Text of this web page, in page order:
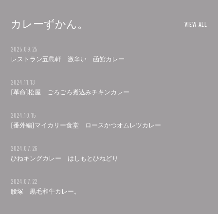
カレーずかん。 VIEW ALL
2025.09.25
レストラン五島軒 激辛い 函館カレー
2024.11.13
[革命]松屋 ごろごろ煮込みチキンカレー
2024.10.15
[番外編]マイカリー食堂 ロースかつオムレツカレー
2024.07.26
ひねキングカレー はしもとひねどり
2024.07.22
腰塚 黒毛和牛カレー。